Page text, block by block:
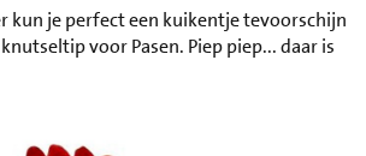
kun je perfect een kuikentje tevoorschijn
voor Pasen. Piep piep... daar is